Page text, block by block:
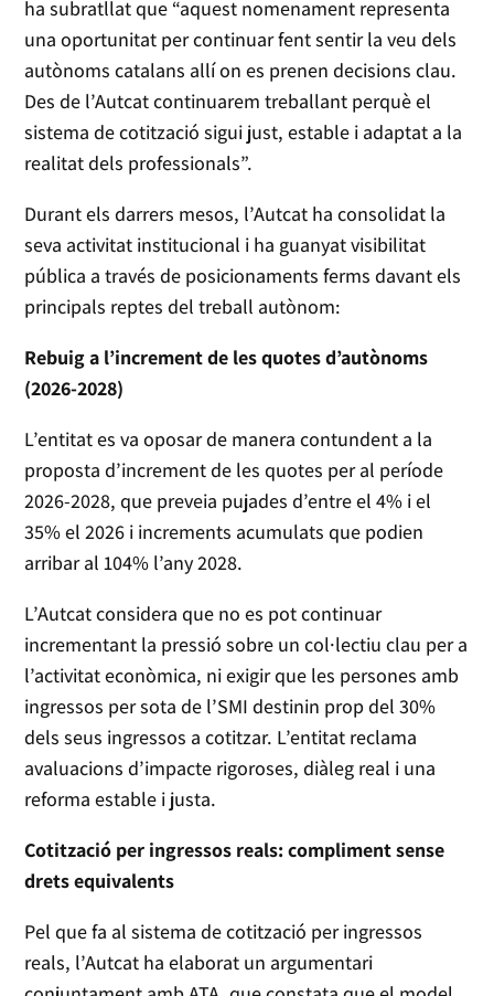
ha subratllat que “aquest nomenament representa
una oportunitat per continuar fent sentir la veu dels
autònoms catalans allí on es prenen decisions clau.
Des de l’Autcat continuarem treballant perquè el
sistema de cotització sigui just, estable i adaptat a la
realitat dels professionals”.
Durant els darrers mesos, l’Autcat ha consolidat la
seva activitat institucional i ha guanyat visibilitat
pública a través de posicionaments ferms davant els
principals reptes del treball autònom:
Rebuig a l’increment de les quotes d’autònoms
(2026-2028)
L’entitat es va oposar de manera contundent a la
proposta d’increment de les quotes per al període
2026-2028, que preveia pujades d’entre el 4% i el
35% el 2026 i increments acumulats que podien
arribar al 104% l’any 2028.
L’Autcat considera que no es pot continuar
incrementant la pressió sobre un col·lectiu clau per a
l’activitat econòmica, ni exigir que les persones amb
ingressos per sota de l’SMI destinin prop del 30%
dels seus ingressos a cotitzar. L’entitat reclama
avaluacions d’impacte rigoroses, diàleg real i una
reforma estable i justa.
Cotització per ingressos reals: compliment sense
drets equivalents
Pel que fa al sistema de cotització per ingressos
reals, l’Autcat ha elaborat un argumentari